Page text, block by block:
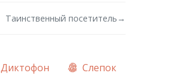
Таинственный посетитель →
Диктофон Слепок